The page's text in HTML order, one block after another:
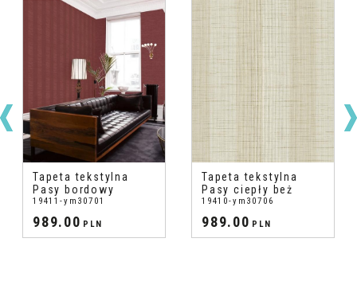
Tapeta tekstylna
Pasy bordowy
19411-ym30701
989.00 PLN
Tapeta tekstylna
Pasy ciepły beż
19410-ym30706
989.00 PLN